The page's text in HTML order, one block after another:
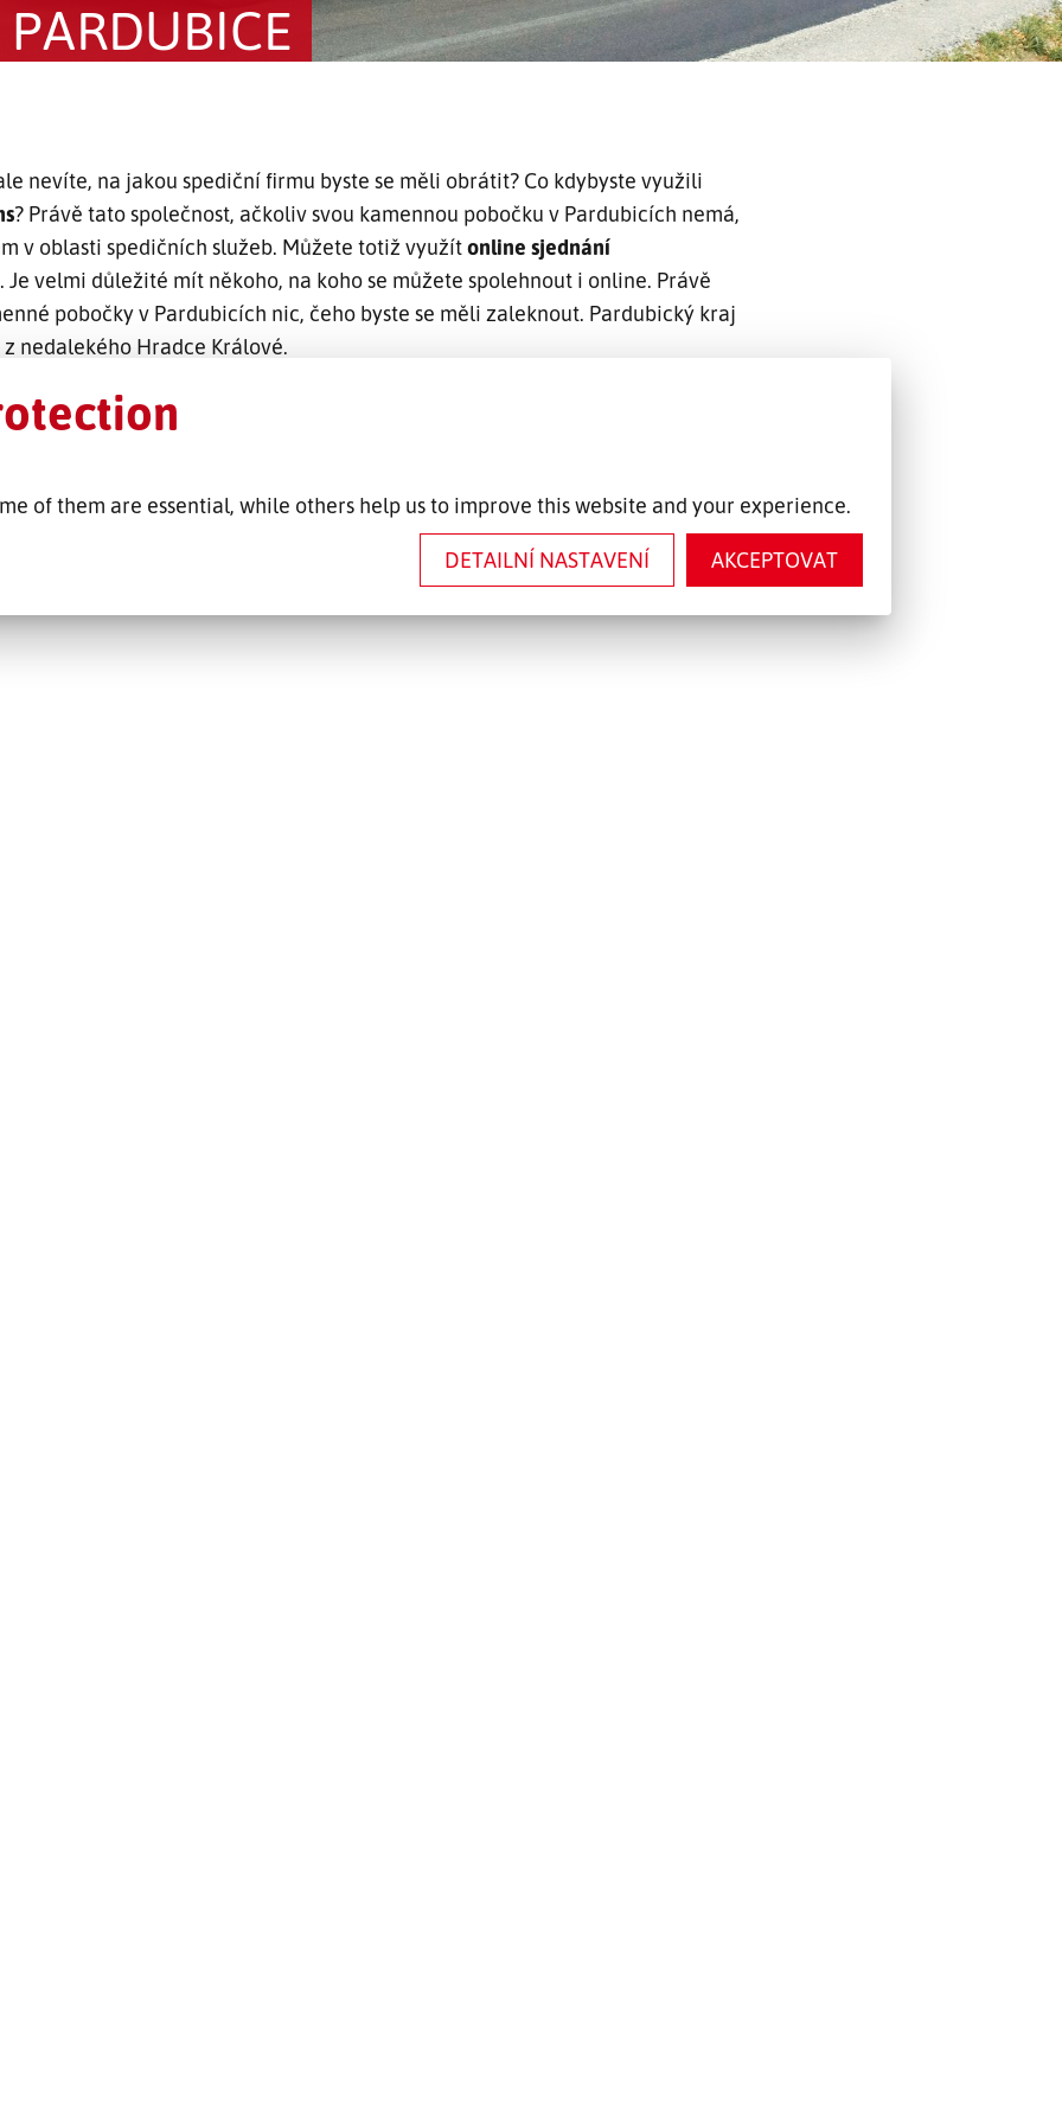
nevíte, na jakou spediční firmu byste se měli obrátit? Co kdybyste využili
? Právě tato společnost, ačkoliv svou kamennou pobočku v Pardubicích nemá,
v oblasti spedičních služeb. Můžete totiž využítonline sjednání
Je velmi důležité mít někoho, na koho se můžete spolehnout i online. Právě
pobočky v Pardubicích nic, čeho byste se měli zaleknout. Pardubický kraj
nedalekého Hradce Králové.
of them are essential, while others help us to improve this website and your experience.
DETAILNÍ NASTAVENÍ AKCEPTOVAT